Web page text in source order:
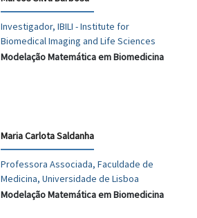
Investigador, IBILI - Institute for
Biomedical Imaging and Life Sciences
Modelação Matemática em Biomedicina
Maria Carlota Saldanha
Professora Associada, Faculdade de
Medicina, Universidade de Lisboa
Modelação Matemática em Biomedicina